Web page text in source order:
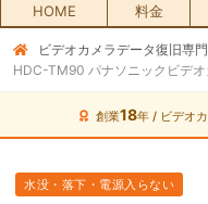
HOME 料金
無料初期診断お申込み
ビデオカメラ データ復
料金・メニュー
ビデオカメラデータ復旧専
HDC-TM90 パナソニックビデ
創業18年 / ビデオ
水没・落下・電源入らない